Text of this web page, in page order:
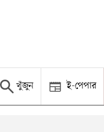
খুঁজুন ই-পেপার